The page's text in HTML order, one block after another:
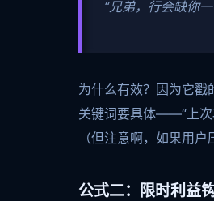
“兄弟，行会缺你
为什么有效？因为它戳
关键词要具体——“上次
（但注意啊，如果用
公式二：限时利益